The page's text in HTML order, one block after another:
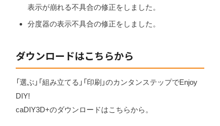
表示が崩れる不具合の修正をしました。
分度器の表示不具合の修正をしました。
ダウンロードはこちらから
「選ぶ」「組み立てる」「印刷」のカンタンステップでEnjoy
DIY!
caDIY3D+のダウンロードはこちらから。